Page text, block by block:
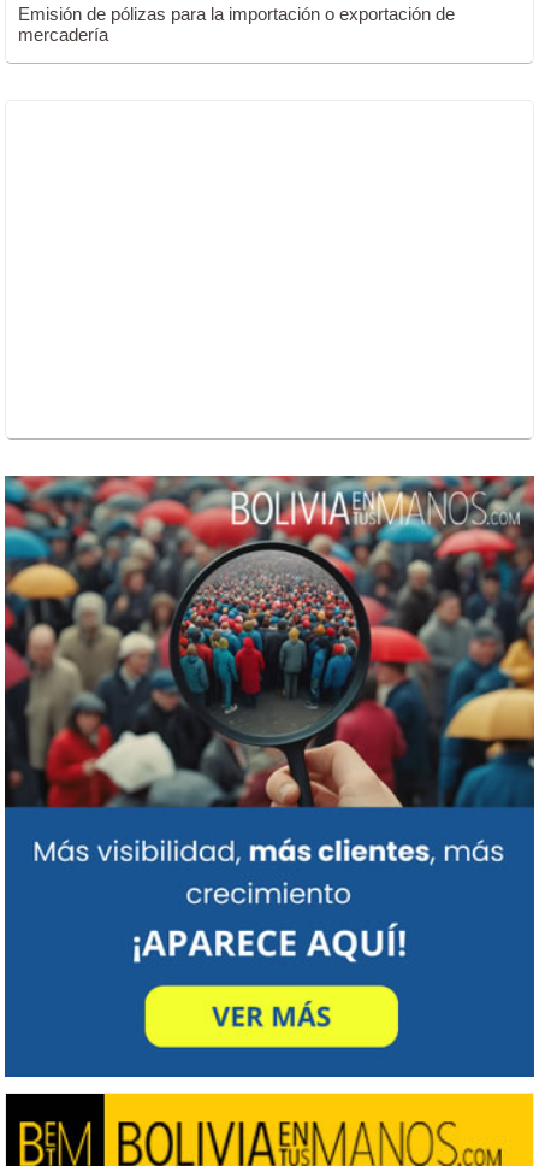
Emisión de pólizas para la importación o exportación de
mercadería